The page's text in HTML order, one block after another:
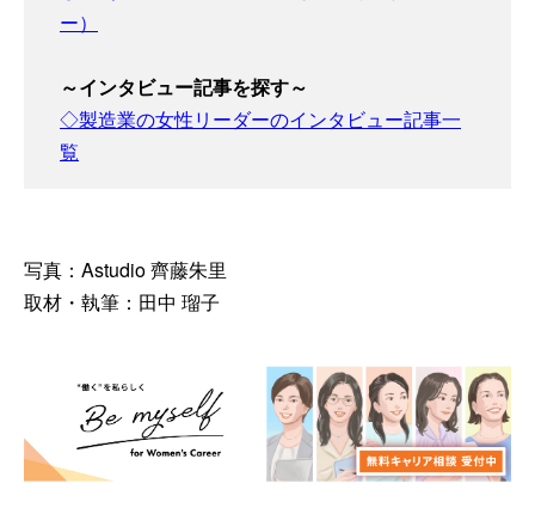
ー）
～インタビュー記事を探す～
◇製造業の女性リーダーのインタビュー記事一
覧
写真：Astudio 齊藤朱里
取材・執筆：田中 瑠子